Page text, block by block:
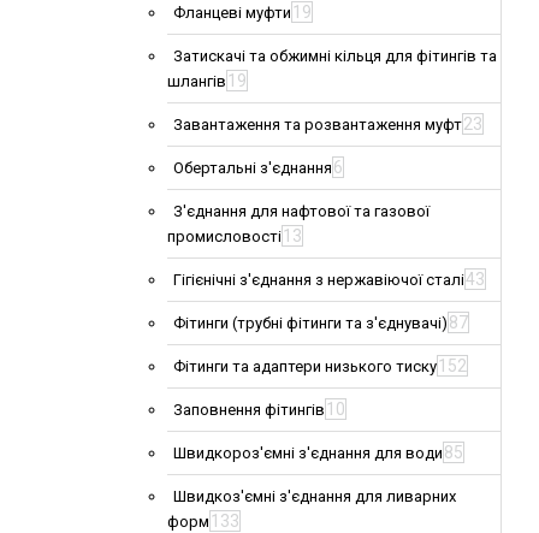
Фланцеві муфти 19
Затискачі та обжимні кільця для фітингів та
шлангів 19
Завантаження та розвантаження муфт23
Обертальні з'єднання 6
З'єднання для нафтової та газової
промисловості 13
Гігієнічні з'єднання з нержавіючої сталі43
Фітинги (трубні фітинги та з'єднувачі) 87
Фітинги та адаптери низького тиску 152
Заповнення фітингів 10
Швидкороз'ємні з'єднання для води 85
Швидкоз'ємні з'єднання для ливарних
форм 133